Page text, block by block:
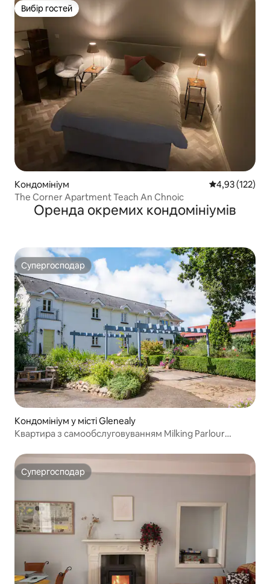
Вибір гостей
Вибір гостей
Кондомініум Середня
4,93 (122)
The Corner Apartment Teach An Chnoic
Оренда окремих кондомініумів
Супергосподар
Супергосподар
Кондомініум у місті Glenealy
Квартира з самообслуговуванням Milking Parlour
Супергосподар
Супергосподар